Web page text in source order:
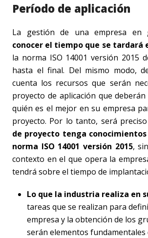
Período de aplicación
La gestión de una empresa en
conocer el tiempo que se tardará
la norma ISO 14001 versión 2015
hasta el final. Del mismo modo,
cuenta los recursos que serán
proyecto de aplicación que
quién es el mejor en su empresa
proyecto. Por lo tanto, será
de proyecto tenga
norma ISO 14001 versión 2015,
contexto en el que opera la
tendrá sobre el tiempo de
Lo que la industria realiza en
tareas que se realizan para
empresa y la obtención de los
serán elementos fundamentales